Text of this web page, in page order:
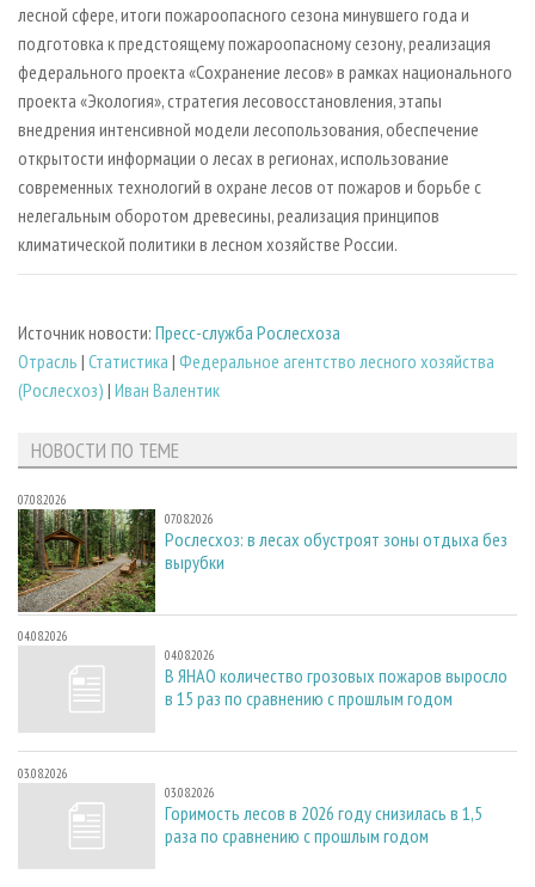
лесной сфере, итоги пожароопасного сезона минувшего года и
подготовка к предстоящему пожароопасному сезону, реализация
федерального проекта «Сохранение лесов» в рамках национального
проекта «Экология», стратегия лесовосстановления, этапы
внедрения интенсивной модели лесопользования, обеспечение
открытости информации о лесах в регионах, использование
современных технологий в охране лесов от пожаров и борьбе с
нелегальным оборотом древесины, реализация принципов
климатической политики в лесном хозяйстве России.
Источник новости: Пресс-служба Рослесхоза
Отрасль | Статистика | Федеральное агентство лесного хозяйства
(Рослесхоз) | Иван Валентик
НОВОСТИ ПО ТЕМЕ
07.08.2026
07.08.2026
Рослесхоз: в лесах обустроят зоны отдыха без
вырубки
04.08.2026
04.08.2026
В ЯНАО количество грозовых пожаров выросло
в 15 раз по сравнению с прошлым годом
03.08.2026
03.08.2026
Горимость лесов в 2026 году снизилась в 1,5
раза по сравнению с прошлым годом